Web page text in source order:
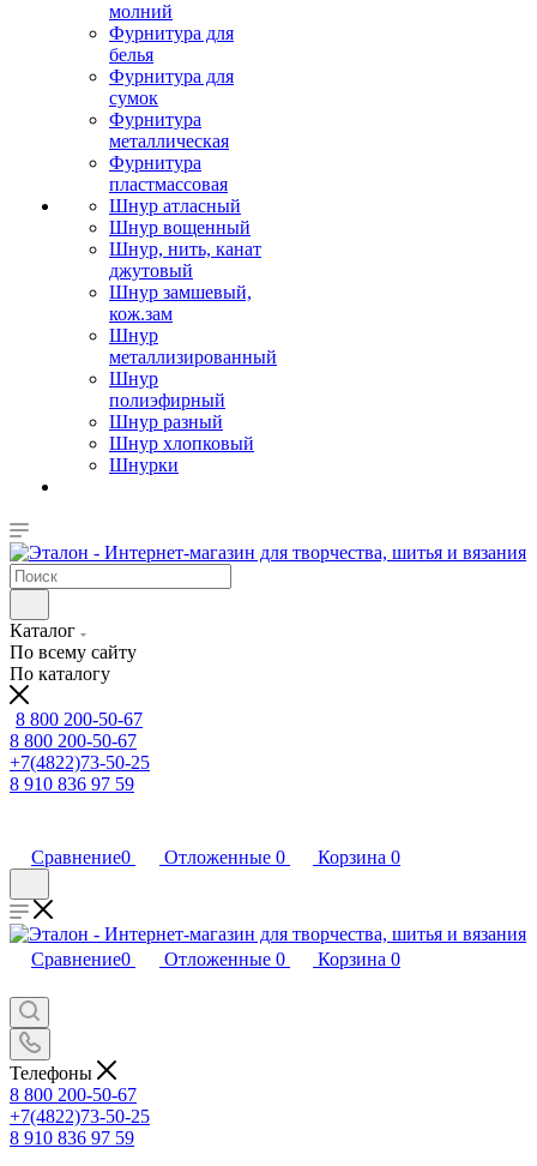
молний
Фурнитура для
белья
Фурнитура для
сумок
Фурнитура
металлическая
Фурнитура
пластмассовая
Шнур атласный
Шнур вощенный
Шнур, нить, канат
джутовый
Шнур замшевый,
кож.зам
Шнур
металлизированный
Шнур
полиэфирный
Шнур разный
Шнур хлопковый
Шнурки
Каталог
По всему сайту
По каталогу
8 800 200-50-67
8 800 200-50-67
+7(4822)73-50-25
8 910 836 97 59
Сравнение0 Отложенные 0 Корзина 0
Сравнение0 Отложенные 0 Корзина 0
Телефоны
8 800 200-50-67
+7(4822)73-50-25
8 910 836 97 59